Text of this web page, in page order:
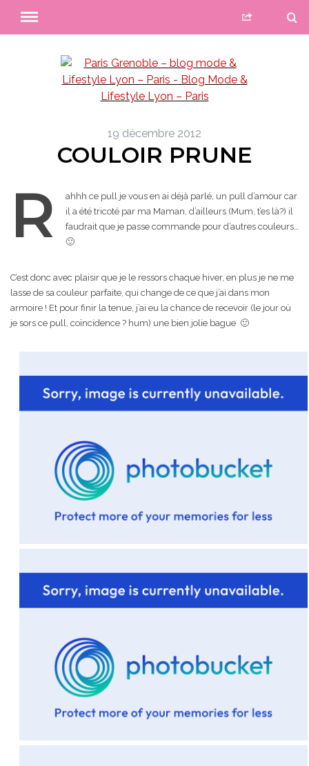
19 décembre 2012
COULOIR PRUNE
R
ahhh ce pull je vous en ai déjà parlé, un pull d’amour car
il a été tricoté par ma Maman, d’ailleurs (Mum, t’es là?) il
faudrait que je passe commande pour d’autres couleurs…
🙂
C’est donc avec plaisir que je le ressors chaque hiver, en plus je ne me
lasse de sa couleur parfaite, qui change de ce que j’ai dans mon
armoire ! Et pour finir la tenue, j’ai eu la chance de recevoir (le jour où
je sors ce pull, coïncidence ? hum) une bien jolie bague 🙂